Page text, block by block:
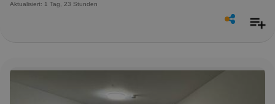
Aktualisiert: 1 Tag, 23 Stunden